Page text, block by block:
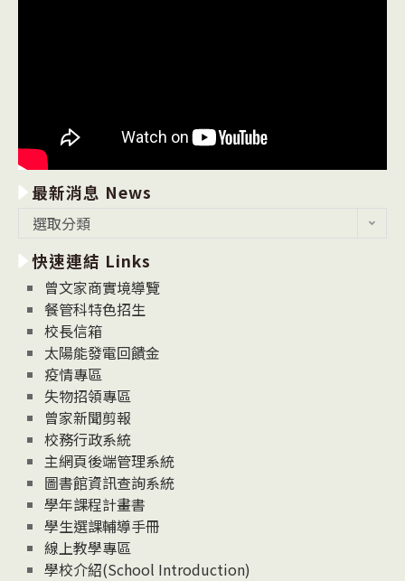
最新消息 News
消
息
News
選取分類
快速連結 Links
曾文家商實境導覽
餐管科特色招生
校長信箱
太陽能發電回饋金
疫情專區
失物招領專區
曾家新聞剪報
校務行政系統
主網頁後端管理系統
圖書館資訊查詢系統
學年課程計畫書
學生選課輔導手冊
線上教學專區
學校介紹(School Introduction)